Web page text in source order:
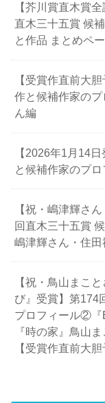
【芥川賞直木賞
直木三十五賞 候
と作品 まとめペ
【受賞作直前大
作と候補作家の
ん編
【2026年1月14
と候補作家のプ
【祝・嶋津輝さ
回直木三十五賞
嶋津輝さん・住田
【祝・鳥山まこ
び』受賞】第174
プロフィール②『
『時の家』鳥山
【受賞作直前大胆